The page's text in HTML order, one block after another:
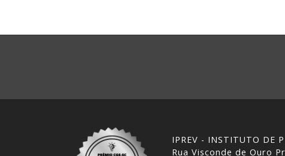
IPREV - INSTITUTO DE
Rua Visconde de Ouro